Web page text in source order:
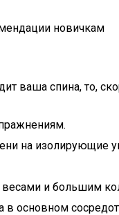
новичкам
ваша спина, то,
на изолирующие
и большим
в основном